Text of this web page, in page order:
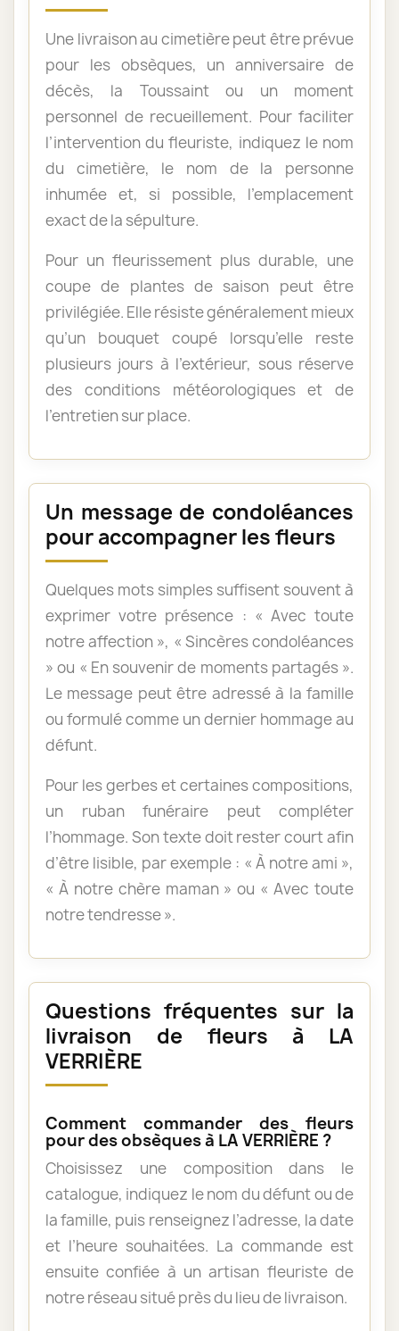
Une livraison au cimetière peut être prévue
pour les obsèques, un anniversaire de
décès, la Toussaint ou un moment
personnel de recueillement. Pour faciliter
l’intervention du fleuriste, indiquez le nom
du cimetière, le nom de la personne
inhumée et, si possible, l’emplacement
exact de la sépulture.
Pour un fleurissement plus durable, une
coupe de plantes de saison peut être
privilégiée. Elle résiste généralement mieux
qu’un bouquet coupé lorsqu’elle reste
plusieurs jours à l’extérieur, sous réserve
des conditions météorologiques et de
l’entretien sur place.
Un message de condoléances
pour accompagner les fleurs
Quelques mots simples suffisent souvent à
exprimer votre présence : « Avec toute
notre affection », « Sincères condoléances
» ou « En souvenir de moments partagés ».
Le message peut être adressé à la famille
ou formulé comme un dernier hommage au
défunt.
Pour les gerbes et certaines compositions,
un ruban funéraire peut compléter
l’hommage. Son texte doit rester court afin
d’être lisible, par exemple : « À notre ami »,
« À notre chère maman » ou « Avec toute
notre tendresse ».
Questions fréquentes sur la
livraison de fleurs à LA
VERRIÈRE
Comment commander des fleurs
pour des obsèques à LA VERRIÈRE ?
Choisissez une composition dans le
catalogue, indiquez le nom du défunt ou de
la famille, puis renseignez l’adresse, la date
et l’heure souhaitées. La commande est
ensuite confiée à un artisan fleuriste de
notre réseau situé près du lieu de livraison.